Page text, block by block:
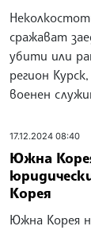
сражават
убити или
регион
военен
17.12.2024 08:40
Южна
Корея
Южна Корея